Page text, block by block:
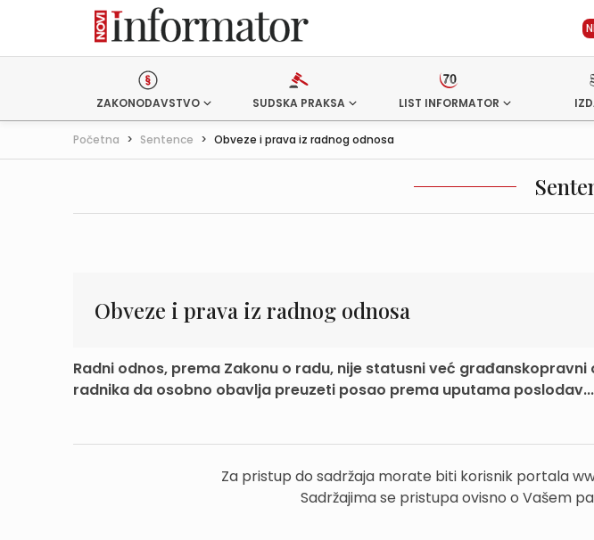
ZAKONODAVSTVO SUDSKA PRAKSA LIST INFORMATOR
Početna > Sentence > Obveze i prava iz radnog odnosa
Obveze i prava iz radnog odnosa
Radni odnos, prema Zakonu o radu, nije statusni već
radnika da osobno obavlja preuzeti posao prema uputama poslodav...
Za pristup do sadržaja morate biti korisnik portala
Sadržajima se pristupa ovisno o Vašem